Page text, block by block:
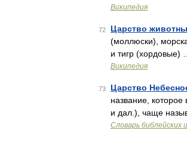
Википедия
72 Царство
(моллюски),
и тигр (хордовые) …
Википедия
73 Царство
название,
и дал.), чаще
Словарь библейских